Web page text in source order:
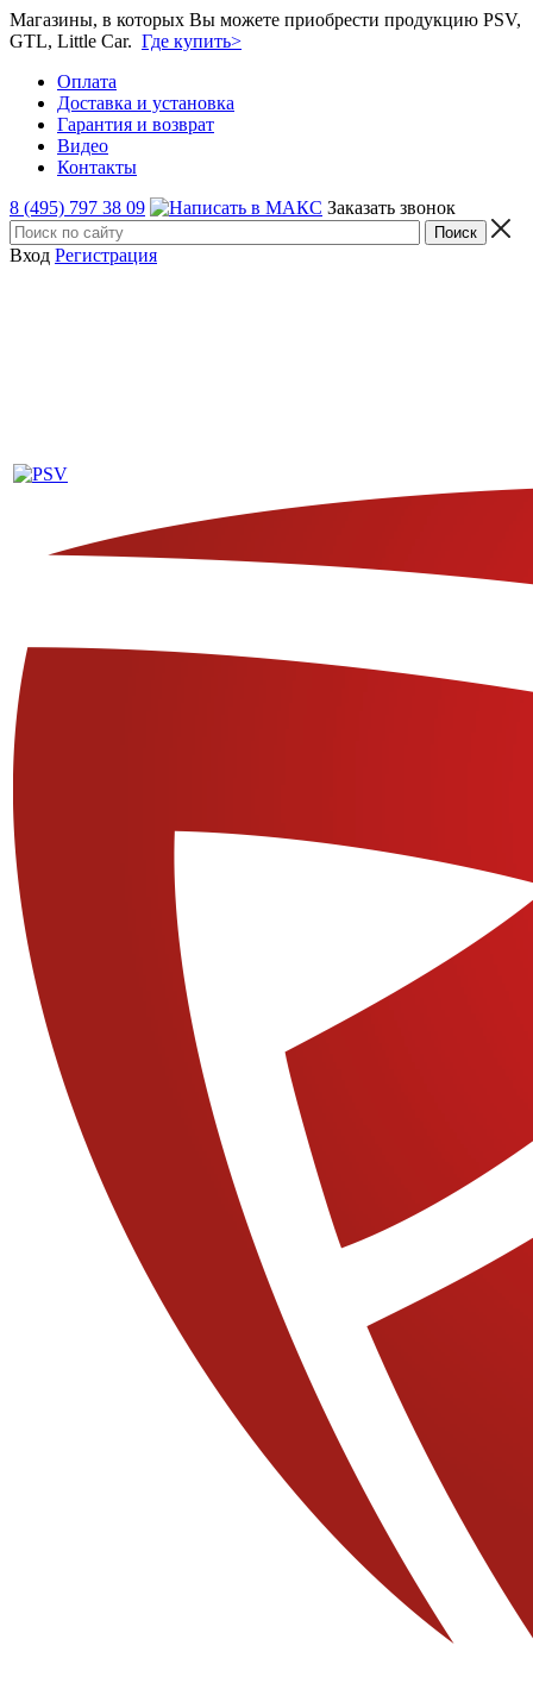
Магазины, в которых Вы можете приобрести продукцию PSV,
GTL, Little Car. Где купить>
Оплата
Доставка и установка
Гарантия и возврат
Видео
Контакты
8 (495) 797 38 09
Заказать звонок
Вход Регистрация